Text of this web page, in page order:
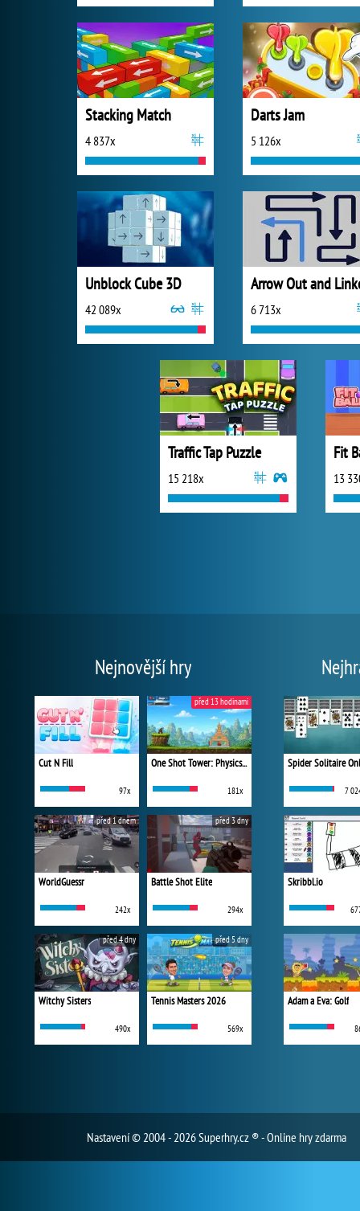
Stacking Match
4 837x
Darts Jam
5 126x
Unblock Cube 3D
42 089x
Arrow Out and
6 713x
Traffic Tap Puzzle
15 218x
Fit
13
Nejnovější hry
Cut N Fill
97x
One Shot Tower: Physics Destroyer
181x
před 13 hodinami
WorldGuessr
242x
před 1 dnem
Battle Shot Elite
294x
před 3 dny
Witchy Sisters
490x
před 4 dny
Tennis Masters 2026
569x
před 5 dny
Spider Solitaire
7
Skribbl.io
Adam a Eva: Golf
Nastavení© 2004 - 2026 Superhry.cz ® - Online hry zdarma